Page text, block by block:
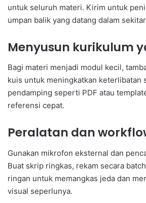
untuk seluruh materi. Kirim untuk
umpan balik yang datang dalam
Menyusun kurikulum
Bagi materi menjadi modul kecil,
kuis untuk meningkatkan keterlibatan
pendamping seperti PDF atau
referensi cepat.
Peralatan dan
Gunakan mikrofon eksternal dan
Buat skrip ringkas, rekam secara
ringan untuk memangkas jeda dan
visual seperlunya.